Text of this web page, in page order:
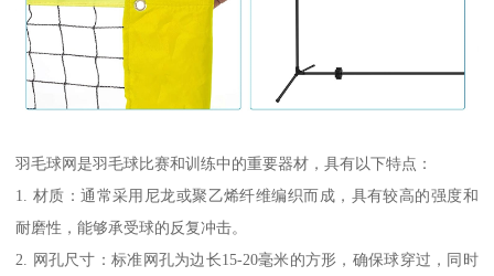
羽毛球网是羽毛球比赛和训练中的重要器材，具有以下特点：
1. 材质：通常采用尼龙或聚乙烯纤维编织而成，具有较高的强度和
耐磨性，能够承受球的反复冲击。
2. 网孔尺寸：标准网孔为边长15-20毫米的方形，确保球穿过，同时